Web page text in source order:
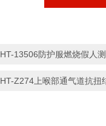
HT-13506防护服燃烧假人
HT-Z274上喉部通气道抗扭